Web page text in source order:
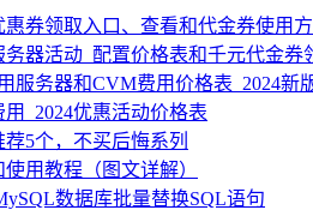
券领取入口、查看和代金券使用
务器活动_配置价格表和千元代金券
服务器和CVM费用价格表_2024新
_2024优惠活动价格表
5个，不买后悔系列
用教程（图文详解）
数据库批量替换SQL语句